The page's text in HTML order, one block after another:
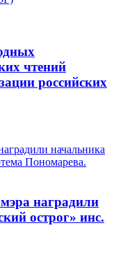
чтений
российских
наградили
острог» инс.